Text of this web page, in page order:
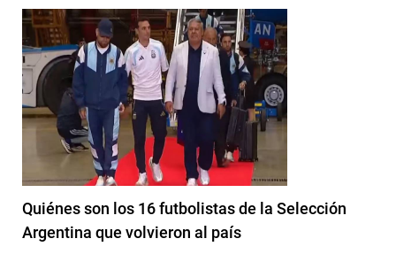
Quiénes son los 16 futbolistas de la Selección
Argentina que volvieron al país